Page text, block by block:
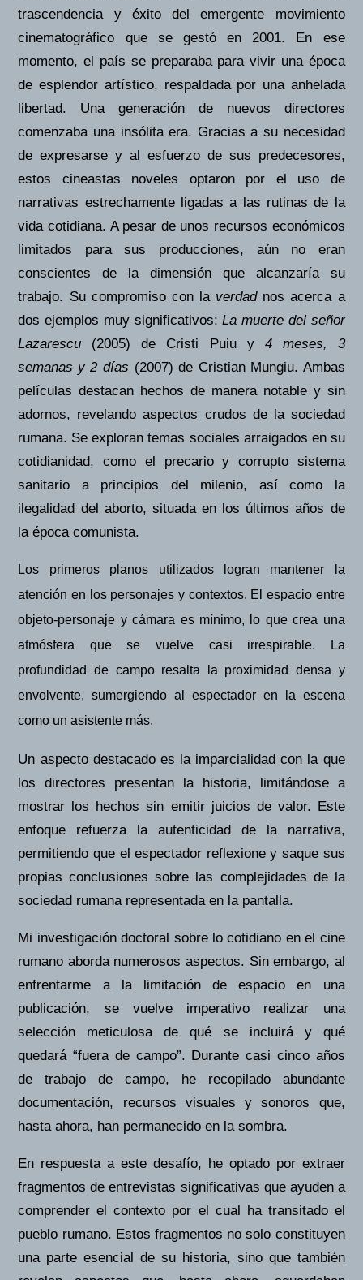
trascendencia y éxito del emergente movimiento
cinematográfico que se gestó en 2001. En ese
momento, el país se preparaba para vivir una época
de esplendor artístico, respaldada por una anhelada
libertad. Una generación de nuevos directores
comenzaba una insólita era. Gracias a su necesidad
de expresarse y al esfuerzo de sus predecesores,
estos cineastas noveles optaron por el uso de
narrativas estrechamente ligadas a las rutinas de la
vida cotidiana. A pesar de unos recursos económicos
limitados para sus producciones, aún no eran
conscientes de la dimensión que alcanzaría su
trabajo. Su compromiso con laverdadnos acerca a
dos ejemplos muy significativos:La muerte del señor
Lazarescu (2005) de Cristi Puiu y 4 meses, 3
semanas y 2 días (2007) de Cristian Mungiu. Ambas
películas destacan hechos de manera notable y sin
adornos, revelando aspectos crudos de la sociedad
rumana. Se exploran temas sociales arraigados en su
cotidianidad, como el precario y corrupto sistema
sanitario a principios del milenio, así como la
ilegalidad del aborto, situada en los últimos años de
la época comunista.
Los primeros planos utilizados logran mantener la
atención en los personajes y contextos. El espacio entre
objeto-personaje y cámara es mínimo, lo que crea una
atmósfera que se vuelve casi irrespirable. La
profundidad de campo resalta la proximidad densa y
envolvente, sumergiendo al espectador en la escena
como un asistente más.
Un aspecto destacado es la imparcialidad con la que
los directores presentan la historia, limitándose a
mostrar los hechos sin emitir juicios de valor. Este
enfoque refuerza la autenticidad de la narrativa,
permitiendo que el espectador reflexione y saque sus
propias conclusiones sobre las complejidades de la
sociedad rumana representada en la pantalla.
Mi investigación doctoral sobre lo cotidiano en el cine
rumano aborda numerosos aspectos. Sin embargo, al
enfrentarme a la limitación de espacio en una
publicación, se vuelve imperativo realizar una
selección meticulosa de qué se incluirá y qué
quedará “fuera de campo”. Durante casi cinco años
de trabajo de campo, he recopilado abundante
documentación, recursos visuales y sonoros que,
hasta ahora, han permanecido en la sombra.
En respuesta a este desafío, he optado por extraer
fragmentos de entrevistas significativas que ayuden a
comprender el contexto por el cual ha transitado el
pueblo rumano. Estos fragmentos no solo constituyen
una parte esencial de su historia, sino que también